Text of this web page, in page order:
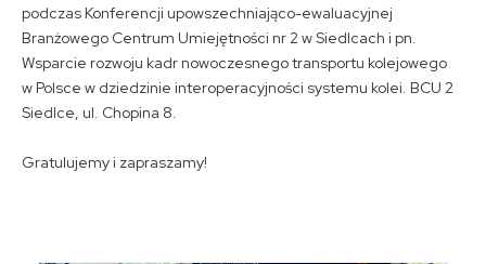
podczas Konferencji upowszechniająco-ewaluacyjnej
Branżowego Centrum Umiejętności nr 2 w Siedlcach i pn.
Wsparcie rozwoju kadr nowoczesnego transportu kolejowego
w Polsce w dziedzinie interoperacyjności systemu kolei. BCU 2
Siedlce, ul. Chopina 8.
Gratulujemy i zapraszamy!